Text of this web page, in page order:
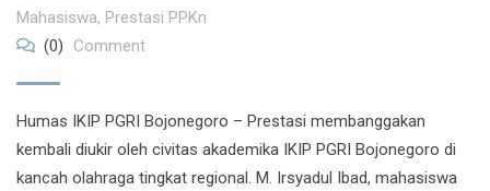
Mahasiswa, Prestasi PPKn
(0)
Comment
Humas IKIP PGRI Bojonegoro – Prestasi membanggakan
kembali diukir oleh civitas akademika IKIP PGRI Bojonegoro di
kancah olahraga tingkat regional. M. Irsyadul Ibad, mahasiswa